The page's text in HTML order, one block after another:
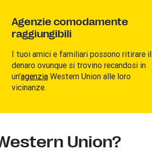
Agenzie comodamente
raggiungibili
I tuoi amici e familiari possono ritirare il
denaro ovunque si trovino recandosi in
un’agenziaWestern Union alle loro
vicinanze.
Union?